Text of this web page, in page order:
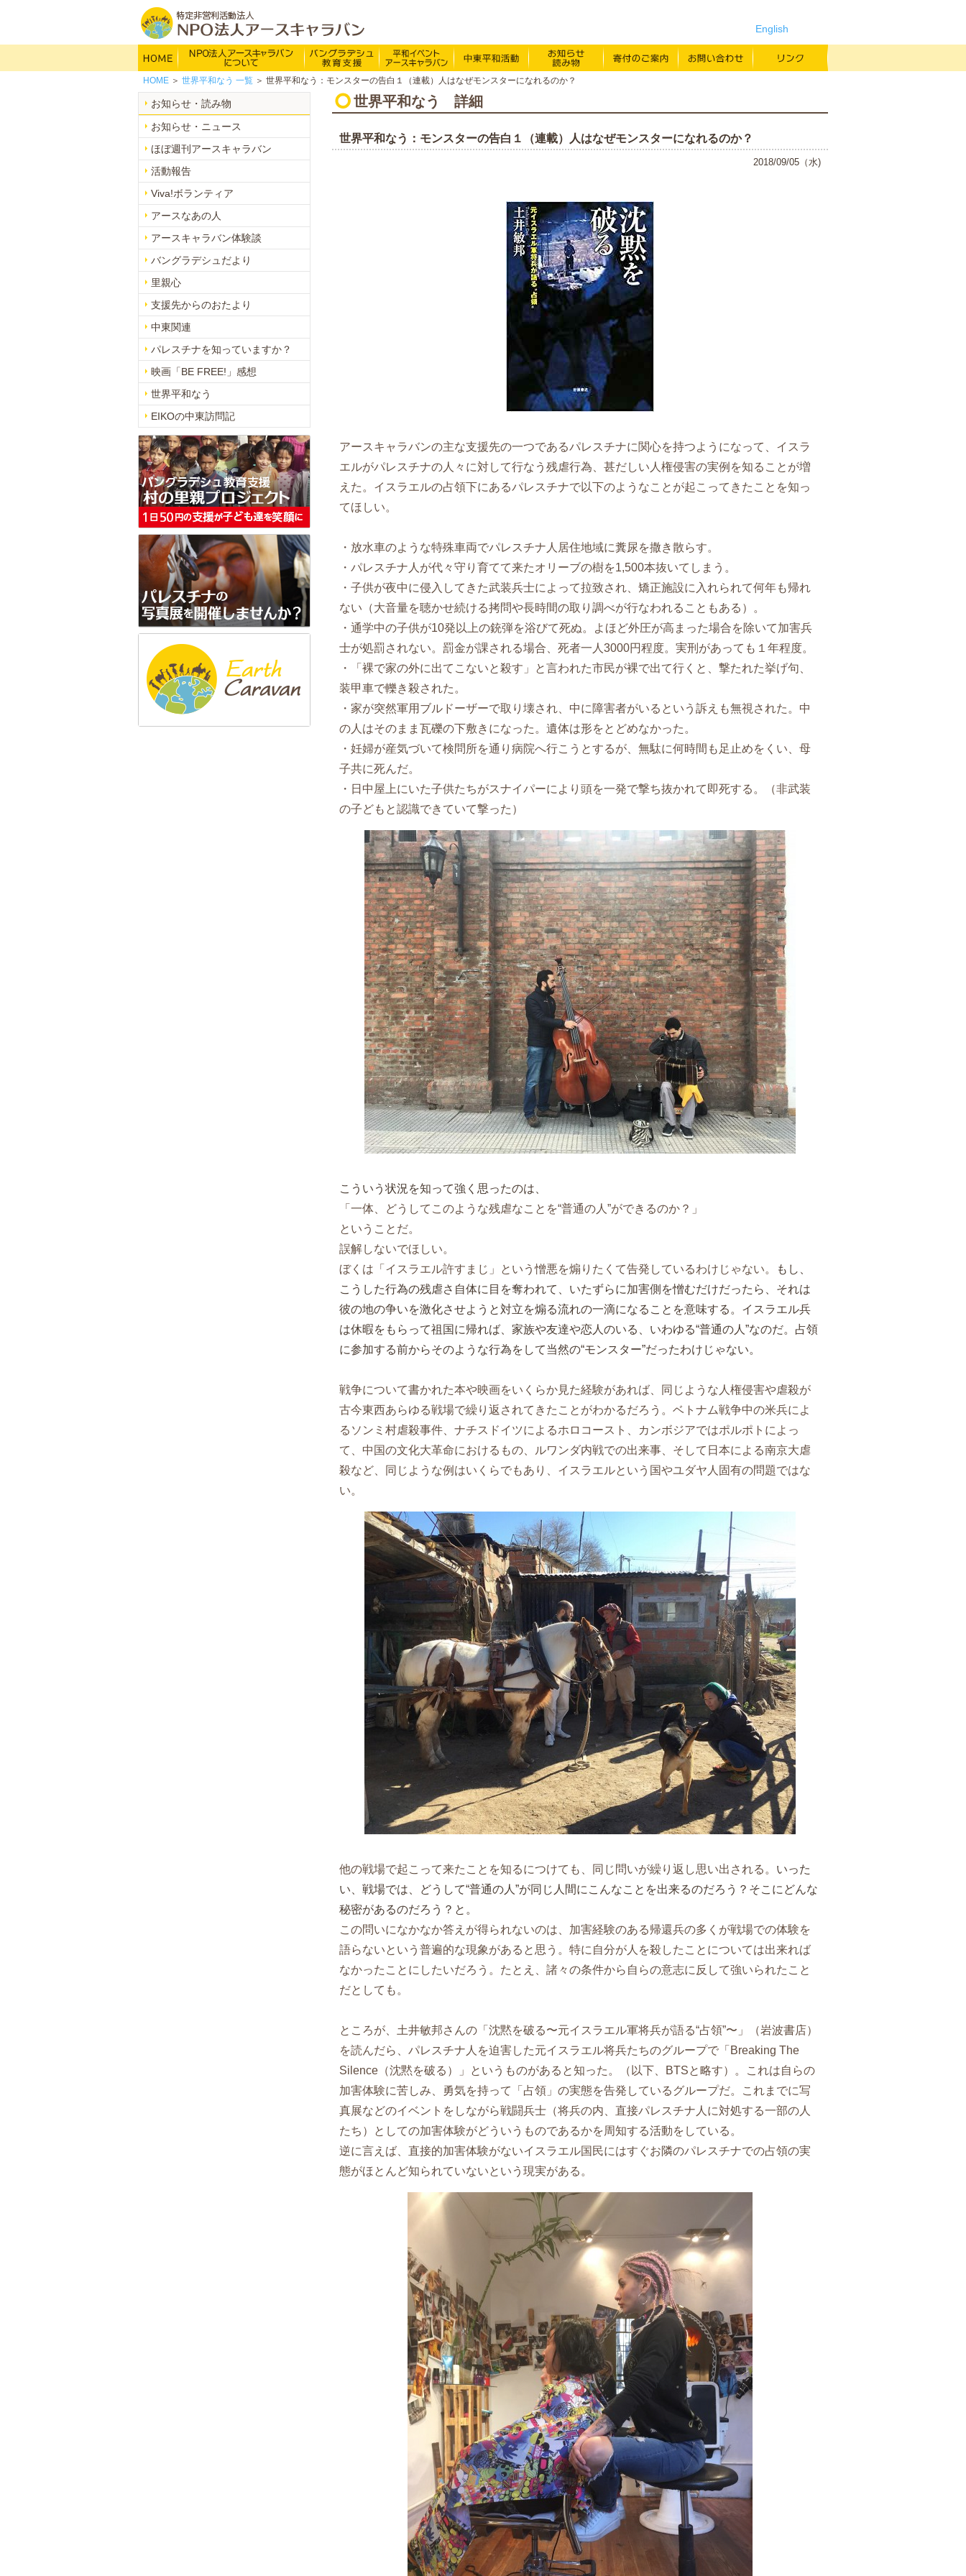
English
NPO法人アースキャラバンについて
主な活動内容
活動報告
団体概要
会員のご案内
希望の火の歴史
バングラデシュ教育支援 平和イベント Earth Caravan
ドキュメンタリー映画BE FREE! お知らせ・ニュース
活動報告
アースキャラバン体験談
バングラデシュだより
里親心
支援先からのおたより
中東関連
パレスチナを知っていますか？
映画「BE FREE!」感想
世界平和なう
EIKOの中東訪問記
HOME ＞ 世界平和なう 一覧 ＞ 世界平和なう：モンスターの告白１（連載）人はなぜモンスターになれるのか？
世界平和なう 詳細
世界平和なう：モンスターの告白１（連載）人はなぜモンスターになれるのか？
2018/09/05（水)
アースキャラバンの主な支援先の一つであるパレスチナに関心を持つようになって、イスラ
エルがパレスチナの人々に対して行なう残虐行為、甚だしい人権侵害の実例を知ることが増
えた。イスラエルの占領下にあるパレスチナで以下のようなことが起こってきたことを知っ
てほしい。
・放水車のような特殊車両でパレスチナ人居住地域に糞尿を撒き散らす。
・パレスチナ人が代々守り育てて来たオリーブの樹を1,500本抜いてしまう。
・子供が夜中に侵入してきた武装兵士によって拉致され、矯正施設に入れられて何年も帰れ
ない（大音量を聴かせ続ける拷問や長時間の取り調べが行なわれることもある）。
・通学中の子供が10発以上の銃弾を浴びて死ぬ。よほど外圧が高まった場合を除いて加害兵
士が処罰されない。罰金が課される場合、死者一人3000円程度。実刑があっても１年程度。
・「裸で家の外に出てこないと殺す」と言われた市民が裸で出て行くと、撃たれた挙げ句、
装甲車で轢き殺された。
・家が突然軍用ブルドーザーで取り壊され、中に障害者がいるという訴えも無視された。中
の人はそのまま瓦礫の下敷きになった。遺体は形をとどめなかった。
・妊婦が産気づいて検問所を通り病院へ行こうとするが、無駄に何時間も足止めをくい、母
子共に死んだ。
・日中屋上にいた子供たちがスナイパーにより頭を一発で撃ち抜かれて即死する。（非武装
の子どもと認識できていて撃った）
こういう状況を知って強く思ったのは、
「一体、どうしてこのような残虐なことを“普通の人”ができるのか？」
ということだ。
誤解しないでほしい。
ぼくは「イスラエル許すまじ」という憎悪を煽りたくて告発しているわけじゃない。
もし、
こうした行為の残虐さ自体に目を奪われて、いたずらに加害側を憎むだけだったら、それは
彼の地の争いを激化させようと対立を煽る流れの一滴になることを意味する。イスラエル兵
は休暇をもらって祖国に帰れば、家族や友達や恋人のいる、いわゆる“普通の人”なのだ。占領
に参加する前からそのような行為をして当然の“モンスター”だったわけじゃない。
戦争について書かれた本や映画をいくらか見た経験があれば、同じような人権侵害や虐殺が
古今東西あらゆる戦場で繰り返されてきたことがわかるだろう。ベトナム戦争中の米兵によ
るソンミ村虐殺事件、ナチスドイツによるホロコースト、カンボジアではポルポトによっ
て、中国の文化大革命におけるもの、ルワンダ内戦での出来事、そして日本による南京大虐
殺など、同じような例はいくらでもあり、イスラエルという国やユダヤ人固有の問題ではな
い。
他の戦場で起こって来たことを知るにつけても、同じ問いが繰り返し思い出される。 いった
い、戦場では、どうして“普通の人”が同じ人間にこんなことを出来るのだろう？そこにどんな
秘密があるのだろう？と。
この問いになかなか答えが得られないのは、加害経験のある帰還兵の多くが戦場での体験を
語らないという普遍的な現象があると思う。特に自分が人を殺したことについては出来れば
なかったことにしたいだろう。たとえ、諸々の条件から自らの意志に反して強いられたこと
だとしても。
ところが、土井敏邦さんの「沈黙を破る〜元イスラエル軍将兵が語る“占領”〜」（岩波書店）
を読んだら、パレスチナ人を迫害した元イスラエル将兵たちのグループで「Breaking The
Silence（沈黙を破る）」というものがあると知った。（以下、BTSと略す）。これは自らの
加害体験に苦しみ、勇気を持って「占領」の実態を告発しているグループだ。これまでに写
真展などのイベントをしながら戦闘兵士（将兵の内、直接パレスチナ人に対処する一部の人
たち）としての加害体験がどういうものであるかを周知する活動をしている。
逆に言えば、直接的加害体験がないイスラエル国民にはすぐお隣のパレスチナでの占領の実
態がほとんど知られていないという現実がある。
お知らせ・読み物
お知らせ・ニュース
ほぼ週刊アースキャラバン
活動報告
Viva!ボランティア
アースなあの人
アースキャラバン体験談
バングラデシュだより
里親心
支援先からのおたより
中東関連
パレスチナを知っていますか？
映画「BE FREE!」感想
世界平和なう
EIKOの中東訪問記